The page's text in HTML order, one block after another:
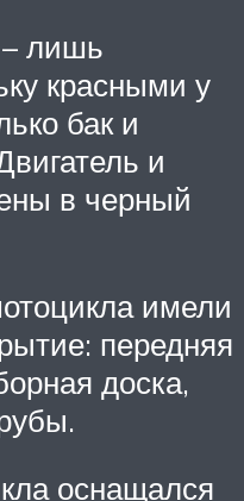
– лишь
красными у
бак и
и
в черный
имели
передняя
доска,
оснащался